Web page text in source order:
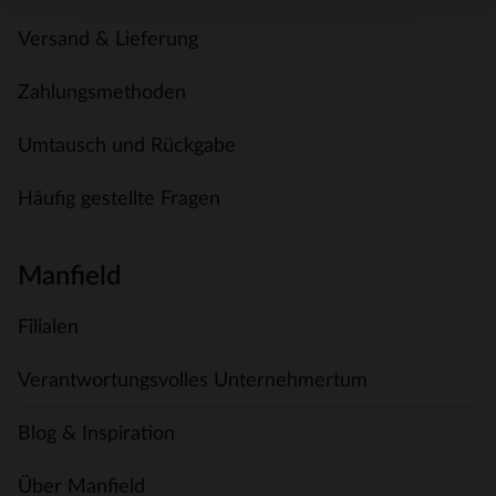
Versand & Lieferung
Zahlungsmethoden
Umtausch und Rückgabe
Häufig gestellte Fragen
Manfield
Filialen
Verantwortungsvolles Unternehmertum
Blog & Inspiration
Über Manfield